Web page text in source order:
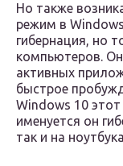
Но также
режим в
гибернация, но
компьютеров. Он
активных
быстрое
Windows 10 этот
именуется он
так и на